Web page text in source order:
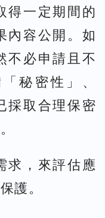
得一定期間的
內容公開。如
不必申請且不
秘密性」、
採取合理保密
求，來評估應
護。